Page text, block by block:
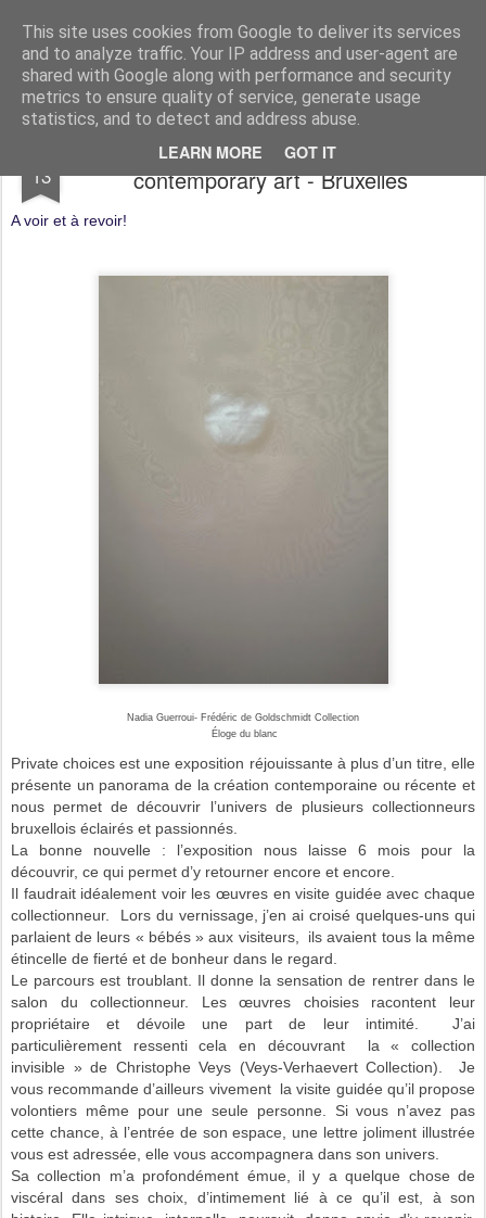
This site uses cookies from Google to deliver its services
and to analyze traffic. Your IP address and user-agent are
shared with Google along with performance and security
metrics to ensure quality of service, generate usage
statistics, and to detect and address abuse.
LEARN MORE GOT IT
myriamlouyest.be/blog
13
Private Choices - Centrale for
contemporary art - Bruxelles
A voir et à revoir!
Nadia Guerroui- Frédéric de Goldschmidt Collection
Éloge du blanc
Private choices est une exposition réjouissante à plus d’un titre, elle
présente un panorama de la création contemporaine ou récente et
nous permet de découvrir l’univers de plusieurs collectionneurs
bruxellois éclairés et passionnés.
La bonne nouvelle : l’exposition nous laisse 6 mois pour la
découvrir, ce qui permet d’y retourner encore et encore.
Il faudrait idéalement voir les œuvres en visite guidée avec chaque
collectionneur. Lors du vernissage, j’en ai croisé quelques-uns qui
parlaient de leurs « bébés » aux visiteurs, ils avaient tous la même
étincelle de fierté et de bonheur dans le regard.
Le parcours est troublant. Il donne la sensation de rentrer dans le
salon du collectionneur. Les œuvres choisies racontent leur
propriétaire et dévoile une part de leur intimité. J’ai
particulièrement ressenti cela en découvrant la « collection
invisible » de Christophe Veys (Veys-Verhaevert Collection). Je
vous recommande d’ailleurs vivement la visite guidée qu’il propose
volontiers même pour une seule personne. Si vous n’avez pas
cette chance, à l’entrée de son espace, une lettre joliment illustrée
vous est adressée, elle vous accompagnera dans son univers.
Sa collection m’a profondément émue, il y a quelque chose de
viscéral dans ses choix, d’intimement lié à ce qu’il est, à son